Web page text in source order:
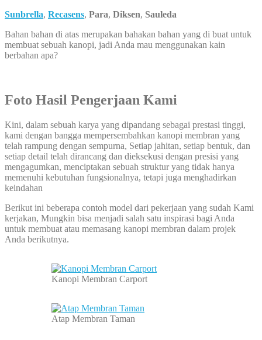
Sunbrella, Recasens, Para, Diksen, Sauleda
Bahan bahan di atas merupakan bahakan bahan yang di buat untuk
membuat sebuah kanopi, jadi Anda mau menggunakan kain
berbahan apa?
Foto Hasil Pengerjaan Kami
Kini, dalam sebuah karya yang dipandang sebagai prestasi tinggi,
kami dengan bangga mempersembahkan kanopi membran yang
telah rampung dengan sempurna, Setiap jahitan, setiap bentuk, dan
setiap detail telah dirancang dan dieksekusi dengan presisi yang
mengagumkan, menciptakan sebuah struktur yang tidak hanya
memenuhi kebutuhan fungsionalnya, tetapi juga menghadirkan
keindahan
Berikut ini beberapa contoh model dari pekerjaan yang sudah Kami
kerjakan, Mungkin bisa menjadi salah satu inspirasi bagi Anda
untuk membuat atau memasang kanopi membran dalam projek
Anda berikutnya.
Kanopi Membran Carport
Atap Membran Taman